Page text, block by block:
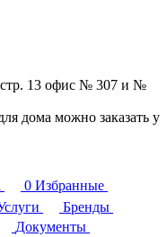
13 офис № 307 и №
дома можно заказать у
0 Избранные
Бренды
Документы